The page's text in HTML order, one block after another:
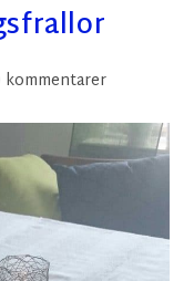
kommentarer